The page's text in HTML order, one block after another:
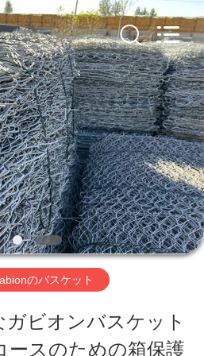
のバスケット
ガビオンバスケット
ースのための箱保護